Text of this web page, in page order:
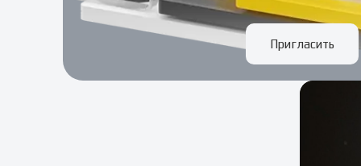
Пригласить